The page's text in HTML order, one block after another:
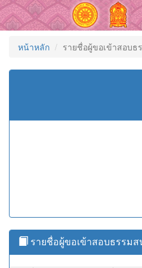
หน้าหลัก รายชื่อผู้ขอเข้าสอบ
รายชื่อผู้ขอเข้าสอบธรรม